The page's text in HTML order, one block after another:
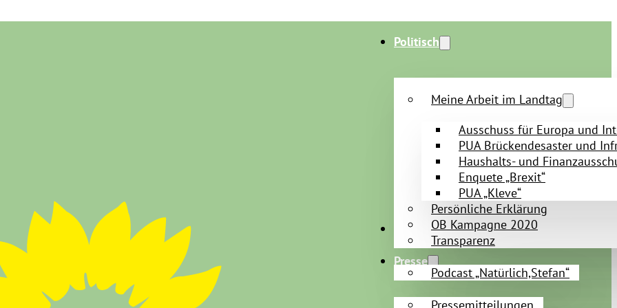
Politisch
Meine Arbeit im Landtag
Ausschuss für Europa und
PUA Brückendesaster und
Haushalts- und
Enquete „Brexit“
PUA „Kleve“
Persönliche Erklärung
OB Kampagne 2020
Transparenz
Persönlich
Podcast „Natürlich,Stefan“
Presse